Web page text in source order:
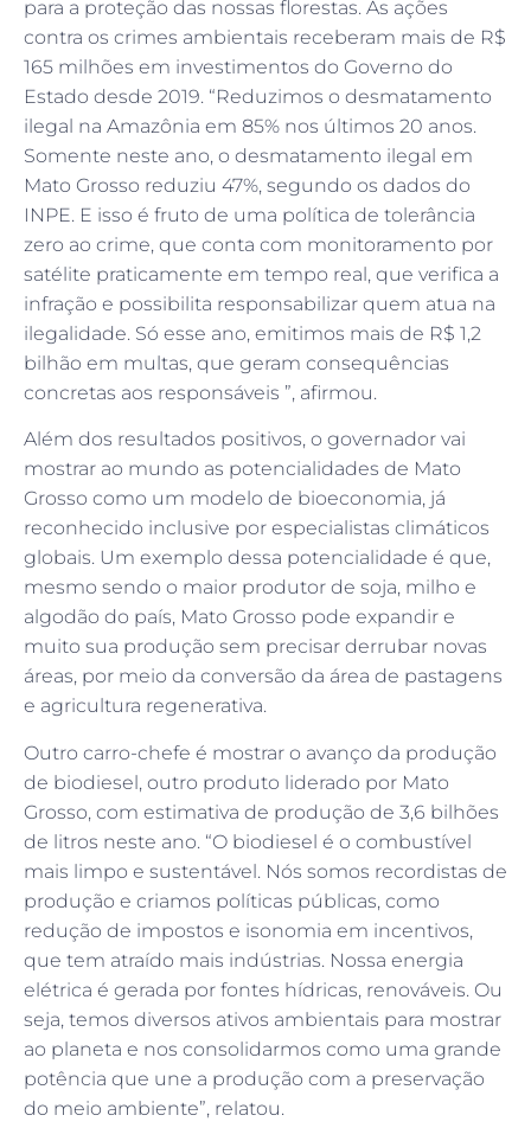
para a proteção das nossas florestas. As ações
contra os crimes ambientais receberam mais de R$
165 milhões em investimentos do Governo do
Estado desde 2019. “Reduzimos o desmatamento
ilegal na Amazônia em 85% nos últimos 20 anos.
Somente neste ano, o desmatamento ilegal em
Mato Grosso reduziu 47%, segundo os dados do
INPE. E isso é fruto de uma política de tolerância
zero ao crime, que conta com monitoramento por
satélite praticamente em tempo real, que verifica a
infração e possibilita responsabilizar quem atua na
ilegalidade. Só esse ano, emitimos mais de R$ 1,2
bilhão em multas, que geram consequências
concretas aos responsáveis ”, afirmou.
Além dos resultados positivos, o governador vai
mostrar ao mundo as potencialidades de Mato
Grosso como um modelo de bioeconomia, já
reconhecido inclusive por especialistas climáticos
globais. Um exemplo dessa potencialidade é que,
mesmo sendo o maior produtor de soja, milho e
algodão do país, Mato Grosso pode expandir e
muito sua produção sem precisar derrubar novas
áreas, por meio da conversão da área de pastagens
e agricultura regenerativa.
Outro carro-chefe é mostrar o avanço da produção
de biodiesel, outro produto liderado por Mato
Grosso, com estimativa de produção de 3,6 bilhões
de litros neste ano. “O biodiesel é o combustível
mais limpo e sustentável. Nós somos recordistas de
produção e criamos políticas públicas, como
redução de impostos e isonomia em incentivos,
que tem atraído mais indústrias. Nossa energia
elétrica é gerada por fontes hídricas, renováveis. Ou
seja, temos diversos ativos ambientais para mostrar
ao planeta e nos consolidarmos como uma grande
potência que une a produção com a preservação
do meio ambiente”, relatou.